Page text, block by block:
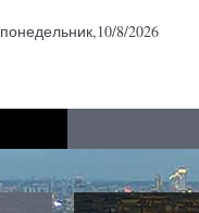
понедельник,10/8/2026